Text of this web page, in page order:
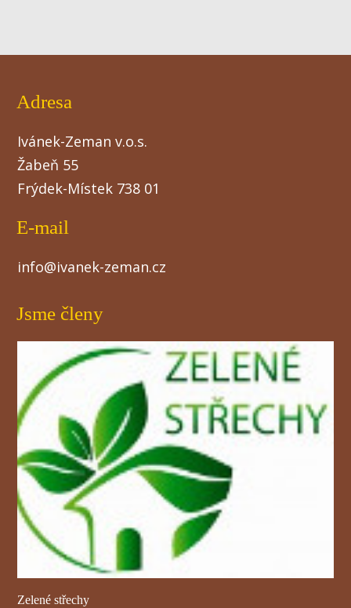
Adresa
Ivánek-Zeman v.o.s.
Žabeň 55
Frýdek-Místek 738 01
E-mail
info@ivanek-zeman.cz
Jsme členy
Zelené střechy